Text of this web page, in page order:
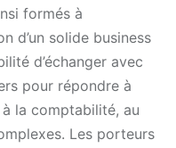
formés à
d’un solide business
d’échanger avec
pour répondre à
la comptabilité, au
Les porteurs